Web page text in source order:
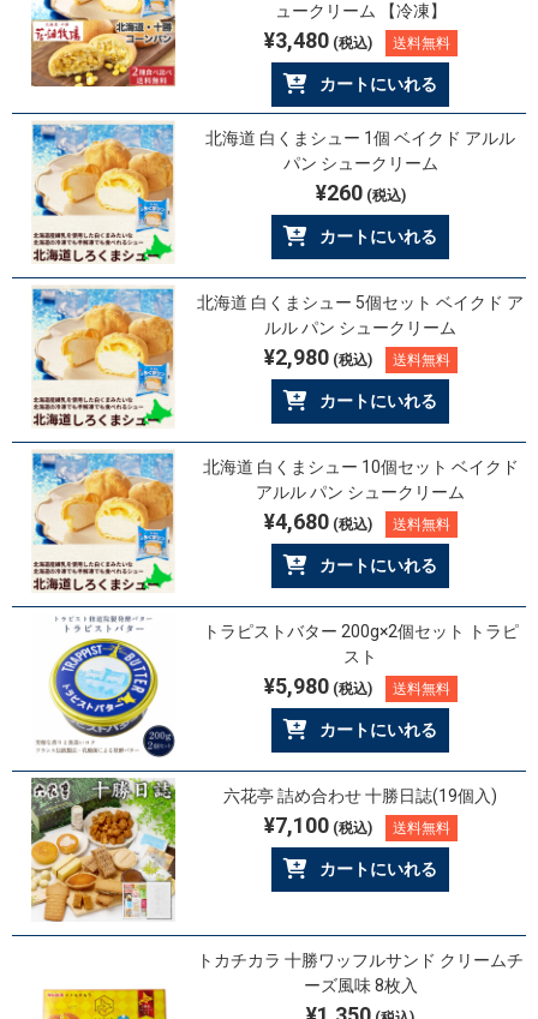
ュークリーム 【冷凍】
¥3,480(税込) 送料無料
カートにいれる
北海道 白くまシュー 1個 ベイクド アルル
パン シュークリーム
¥260(税込)
カートにいれる
北海道 白くまシュー 5個セット ベイクド ア
ルル パン シュークリーム
¥2,980(税込) 送料無料
カートにいれる
北海道 白くまシュー 10個セット ベイクド
アルル パン シュークリーム
¥4,680(税込) 送料無料
カートにいれる
トラピストバター 200g×2個セット トラピ
スト
¥5,980(税込) 送料無料
カートにいれる
六花亭 詰め合わせ 十勝日誌(19個入)
¥7,100(税込) 送料無料
カートにいれる
トカチカラ 十勝ワッフルサンド クリームチ
ーズ風味 8枚入